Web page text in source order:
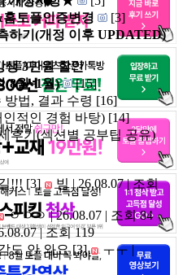
토플인증변경
[3]
하기(개정 이후 UPDATED)
생 3만원 할인
(8월~1월)
[15]
방법, 결과 수령 [16]
적인 경험 바탕) [14]
후기(섹션별 공부팁 공유)
!!! [3]
빔 | 26.08.07 | 조회
ㅇㅇㅇ | 26.08.07 | 조회 84
| 조회 119
도 안 와요[3]
ㅜㅜ |